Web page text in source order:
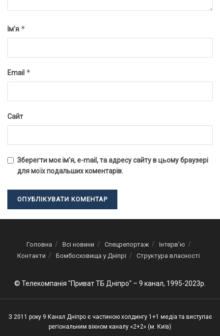
Ім'я *
Email *
Сайт
Зберегти моє ім'я, e-mail, та адресу сайту в цьому браузері
для моїх подальших коментарів.
Головна Всі новини Спецрепортаж
Інтерв’ю
Контакти
Бомбосховища у Дніпрі Структура власності
© Телекомпанія "Приват ТБ Дніпро" – 9 канал, 1995-2023р.
З 2011 року 9 Канал Дніпро є частиною холдингу 1+1 медіа та виступає
регіональним вікном каналу «2+2» (м. Київ)